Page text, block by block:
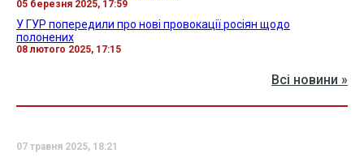
05 березня 2025, 17:59
У ГУР попередили про нові провокації росіян щодо
полонених
08 лютого 2025, 17:15
Всі новини »
07 травня 2025, 18:21